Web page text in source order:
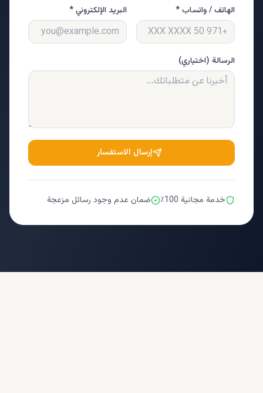
الهاتف / واتساب * البريد الإلكتروني *
الرسالة (اختياري)
إرسال الاستفسار
خدمة مجانية 100٪ ضمان عدم وجود رسائل مزعجة